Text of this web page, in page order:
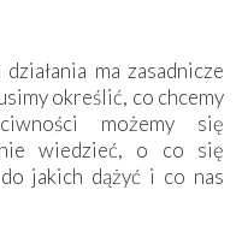
ma zasadnicze
określić, co chcemy
możemy się
wiedzieć, o co się
jakich dążyć i co nas